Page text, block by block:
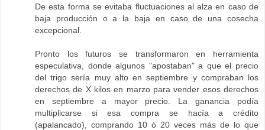
De esta forma se evitaba fluctuaciones al alza en caso de
baja producción o a la baja en caso de una cosecha
excepcional.
Pronto los futuros se transformaron en herramienta
especulativa, donde algunos "apostaban" a que el precio
del trigo sería muy alto en septiembre y compraban los
derechos de X kilos en marzo para vender esos derechos
en septiembre a mayor precio. La ganancia podía
multiplicarse si esa compra se hacía a crédito
(apalancado), comprando 10 ó 20 veces más de lo que